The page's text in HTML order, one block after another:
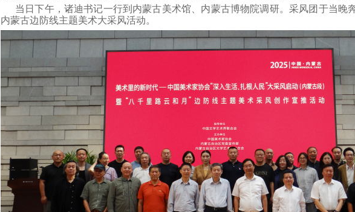
当日下午，诸迪书记一行到内蒙古美术馆、内蒙古博物院调研。采风团于当晚
内蒙古边防线主题美术大采风活动。